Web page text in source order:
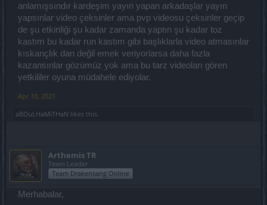
anlamışsındır kardeşim yayın yapan arkadaşlar yayın
yapsınlar video çeksinler ama pvp videosu çeksinler geçip
de şu etkinliği şu kadar zamanda yaptın şu kadar toz
kastım bu kadar run kastım gibi başlıklarla video atmasınlar
kıskançlık dan değil emek veriyorlarsa daha fazla
kazansınlar gözümüz yok ama bu tarz videoları gören
yetkililer oyuna müdahele ediyolar.
Apr 10, 2021
aBDuLHaMiTHaN likes this.
Arthemis TR
Team Leader
Team Drakensang Online
Merhabalar,